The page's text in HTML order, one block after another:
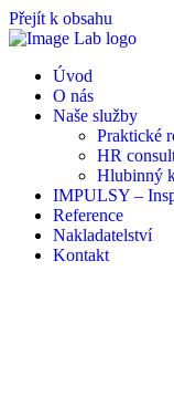
Přejít k obsahu
Úvod
O nás
Naše služby
Praktické
HR
Hlubinný
IMPULSY –
Reference
Nakladatelství
Kontakt